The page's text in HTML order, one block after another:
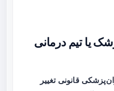
یا تیم درمانی
قانونی تغییر